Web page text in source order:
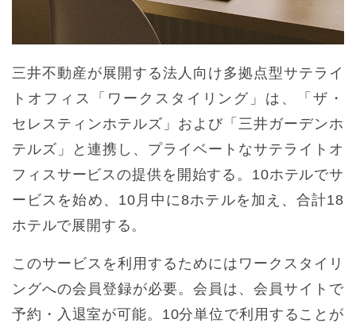
三井不動産が展開する法人向け多拠点型サテライ
トオフィス「ワークスタイリング」は、「ザ・
セレスティンホテルズ」および「三井ガーデンホ
テルズ」と連携し、プライベートなサテライトオ
フィスサービスの提供を開始する。10ホテルでサ
ービスを始め、10月中に8ホテルを加え、合計18
ホテルで展開する。
このサービスを利用するためにはワークスタイリ
ングへの会員登録が必要。会員は、会員サイトで
予約・入退室が可能。10分単位で利用することが